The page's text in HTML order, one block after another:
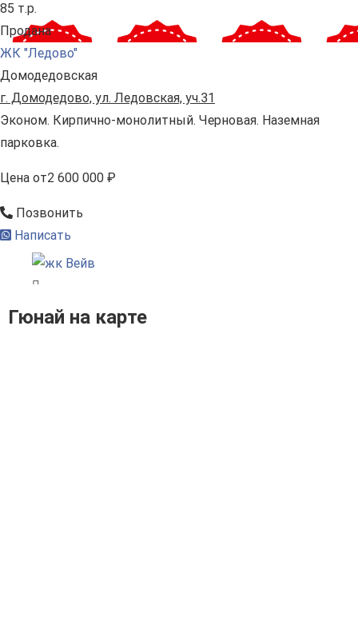
85 т.р.
Продана
ЖК "Ледово"
Домодедовская
г. Домодедово, ул. Ледовская, уч.31
Эконом. Кирпично-монолитный. Черновая. Наземная
парковка.
Цена от2 600 000 ₽
Позвонить
Написать
Гюнай на карте